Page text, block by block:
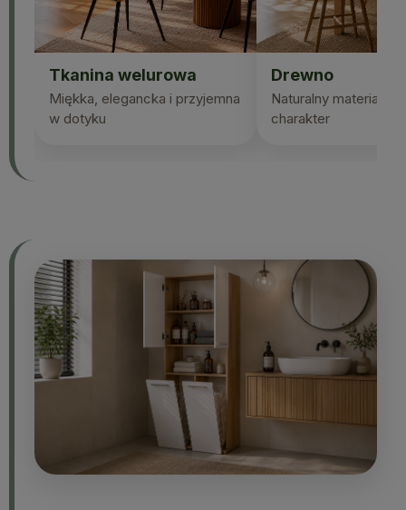
Tkanina welurowa
Miękka, elegancka i przyjemna
w dotyku
Drewno
Naturalny materiał i
charakter